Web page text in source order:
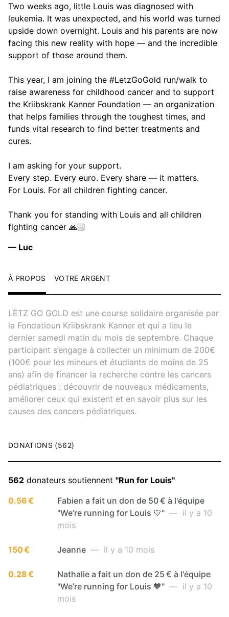
Two weeks ago, little Louis was diagnosed with
leukemia. It was unexpected, and his world was turned
upside down overnight. Louis and his parents are now
facing this new reality with hope — and the incredible
support of those around them.
This year, I am joining the #LetzGoGold run/walk to
raise awareness for childhood cancer and to support
the Kriibskrank Kanner Foundation — an organization
that helps families through the toughest times, and
funds vital research to find better treatments and
cures.
I am asking for your support.
Every step. Every euro. Every share — it matters.
For Louis. For all children fighting cancer.
Thank you for standing with Louis and all children
fighting cancer 🙏🏼
— Luc
À PROPOS VOTRE ARGENT
LËTZ GO GOLD est une course solidaire organisée par
la Fondatioun Kriibskrank Kanner et qui a lieu le
dernier samedi matin du mois de septembre. Chaque
participant s’engage à collecter un minimum de 200€
(100€ pour les mineurs et étudiants de moins de 25
ans) afin de financer la recherche contre les cancers
pédiatriques : découvrir de nouveaux médicaments,
améliorer ceux qui existent et en savoir plus sur les
causes des cancers pédiatriques.
DONATIONS (562)
562 donateurs soutiennent "Run for Louis"
0.56 €
Fabien a fait un don de 50 € à l'équipe
"We’re running for Louis 💙" — il y a 10
mois
150 € Jeanne — il y a 10 mois
0.28 €
Nathalie a fait un don de 25 € à l'équipe
"We’re running for Louis 💙" — il y a 10
mois